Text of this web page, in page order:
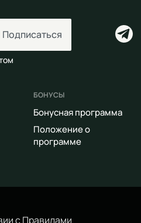
сПравилами
Подписаться
БОНУСЫ
Бонусная программа
Положение о
программе